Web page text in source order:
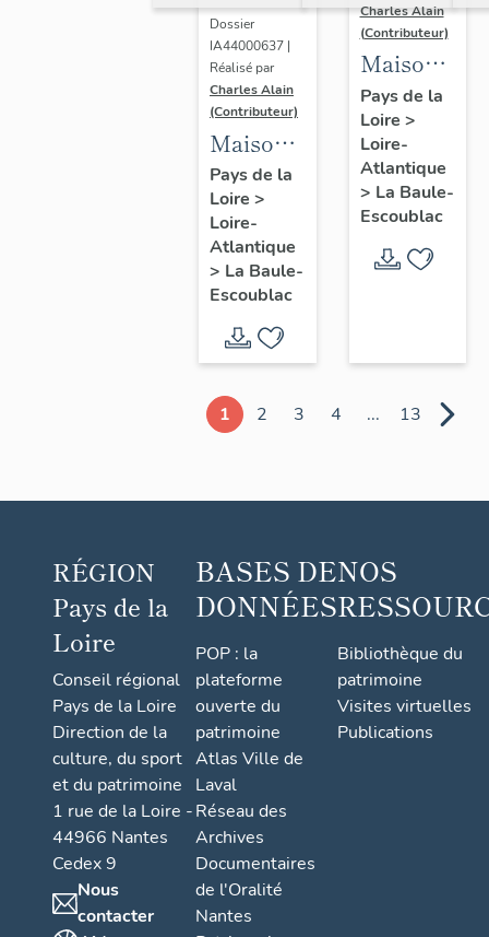
Dossier
IA44000637 |
Réalisé par
Charles Alain
(Contributeur)
Maison
dite villa
balnéaire
Les
Peupliers,
23
avenue
des
Pays de la
Loire >
Loire-
Atlantique
> La Baule-
Escoublac
Charles Alain
(Contributeur)
Maison
dite villa
balnéaire
Gazonette
puis
Romance,
avenue
Pays de la
Loire >
Loire-
Atlantique
> La Baule-
Escoublac
1 2 3 4 ... 13
RÉGION
Pays de la
Loire
Conseil régional
Pays de la Loire
Direction de la
culture, du sport
et du patrimoine
1 rue de la Loire -
44966 Nantes
Cedex 9
Nous
contacter
BASES DE
DONNÉES
POP : la
plateforme
ouverte du
patrimoine
Atlas Ville de
Laval
Réseau des
Archives
Documentaires
de l'Oralité
Nantes
NOS
Bibliothèque du
patrimoine
Visites virtuelles
Publications